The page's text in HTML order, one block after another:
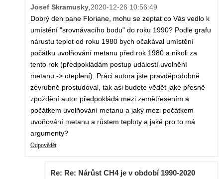
Josef Skramusky 2020-12-26 10:56:49
Dobrý den pane Floriane, mohu se zeptat co Vás vedlo k
umístění "srovnávacího bodu" do roku 1990? Podle grafu
nárustu teplot od roku 1980 bych očakával umístění
počátku uvolňování metanu před rok 1980 a nikoli za
tento rok (předpokládám postup událostí uvolnění
metanu -> oteplení). Práci autora jste pravděpodobně
zevrubně prostudoval, tak asi budete vědět jaké přesně
zpoždění autor předpokládá mezi zemětřesením a
počátkem uvolňování metanu a jaký mezi počátkem
uvoňování metanu a růstem teploty a jaké pro to má
argumenty?
Odpovědět
Re: Re: Nárůst CH4 je v období 1990-2020